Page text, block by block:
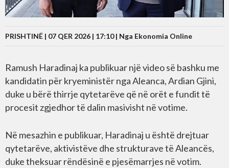
PRISHTINË | 07 QER 2026 | 17:10 | Nga Ekonomia Online
Ramush Haradinaj ka publikuar një video së bashku me
kandidatin për kryeministër nga Aleanca, Ardian Gjini,
duke u bërë thirrje qytetarëve që në orët e fundit të
procesit zgjedhor të dalin masivisht në votime.
Në mesazhin e publikuar, Haradinaj u është drejtuar
qytetarëve, aktivistëve dhe strukturave të Aleancës,
duke theksuar rëndësinë e pjesëmarrjes në votim.